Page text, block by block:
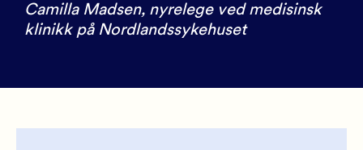
Camilla Madsen, nyrelege ved medisinsk
klinikk på Nordlandssykehuset